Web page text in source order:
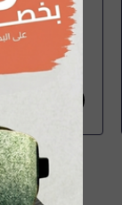
يحيى مجربي